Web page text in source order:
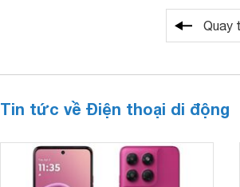
Quay
Tin tức về Điện thoại di động